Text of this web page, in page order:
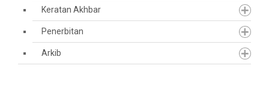
Keratan Akhbar
Penerbitan
Arkib